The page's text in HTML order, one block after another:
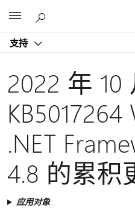
支持
2022 年 10
KB5017264
.NET
4.8 的累积
应用对象